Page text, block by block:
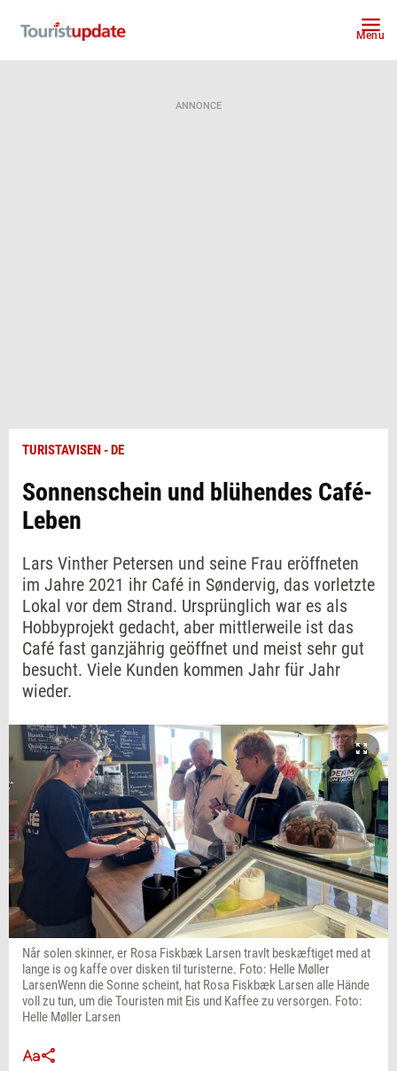
Menu
ANNONCE
TURISTAVISEN - DE
Sonnenschein und blühendes Café-
Leben
Lars Vinther Petersen und seine Frau eröffneten
im Jahre 2021 ihr Café in Søndervig, das vorletzte
Lokal vor dem Strand. Ursprünglich war es als
Hobbyprojekt gedacht, aber mittlerweile ist das
Café fast ganzjährig geöffnet und meist sehr gut
besucht. Viele Kunden kommen Jahr für Jahr
wieder.
Når solen skinner, er Rosa Fiskbæk Larsen travlt beskæftiget med at
lange is og kaffe over disken til turisterne. Foto: Helle Møller
LarsenWenn die Sonne scheint, hat Rosa Fiskbæk Larsen alle Hände
voll zu tun, um die Touristen mit Eis und Kaffee zu versorgen. Foto:
Helle Møller Larsen